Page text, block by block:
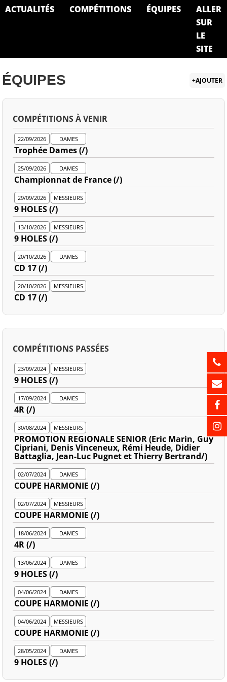
ACTUALITÉS COMPÉTITIONS ÉQUIPES
ALLER
SUR
LE
SITE
ÉQUIPES +AJOUTER
COMPÉTITIONS À VENIR
22/09/2026 DAMES
Trophée Dames (/)
25/09/2026 DAMES
Championnat de France (/)
29/09/2026 MESSIEURS
9 HOLES (/)
13/10/2026 MESSIEURS
9 HOLES (/)
20/10/2026 DAMES
CD 17 (/)
20/10/2026 MESSIEURS
CD 17 (/)
COMPÉTITIONS PASSÉES
23/09/2024 MESSIEURS
9 HOLES (/)
17/09/2024 DAMES
4R (/)
30/08/2024 MESSIEURS
PROMOTION REGIONALE SENIOR (Eric Marin, Guy
Cipriani, Denis Vinceneux, Rémi Heude, Didier
Battaglia, Jean-Luc Pugnet et Thierry Bertrand/)
02/07/2024 DAMES
COUPE HARMONIE (/)
02/07/2024 MESSIEURS
COUPE HARMONIE (/)
18/06/2024 DAMES
4R (/)
13/06/2024 DAMES
9 HOLES (/)
04/06/2024 DAMES
COUPE HARMONIE (/)
04/06/2024 MESSIEURS
COUPE HARMONIE (/)
28/05/2024 DAMES
9 HOLES (/)